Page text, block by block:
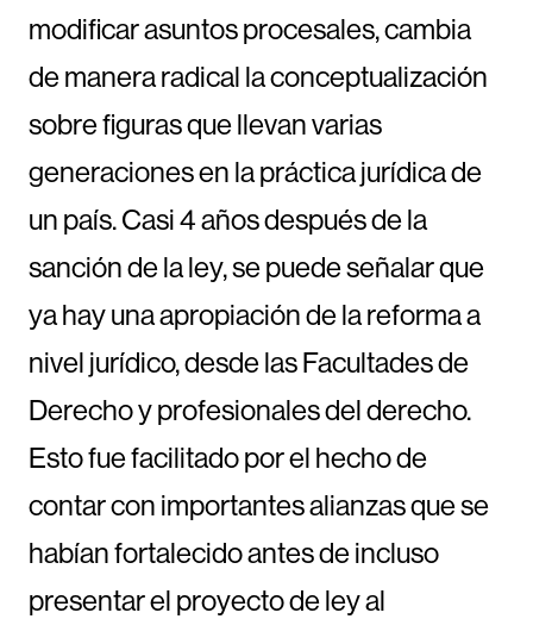
modificar asuntos procesales, cambia
de manera radical la conceptualización
sobre figuras que llevan varias
generaciones en la práctica jurídica de
un país. Casi 4 años después de la
sanción de la ley, se puede señalar que
ya hay una apropiación de la reforma a
nivel jurídico, desde las Facultades de
Derecho y profesionales del derecho.
Esto fue facilitado por el hecho de
contar con importantes alianzas que se
habían fortalecido antes de incluso
presentar el proyecto de ley al